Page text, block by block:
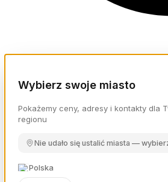
Wybierz swoje miasto
Pokażemy ceny, adresy i kontakty dla
regionu
Nie udało się ustalić miasta —
Polska